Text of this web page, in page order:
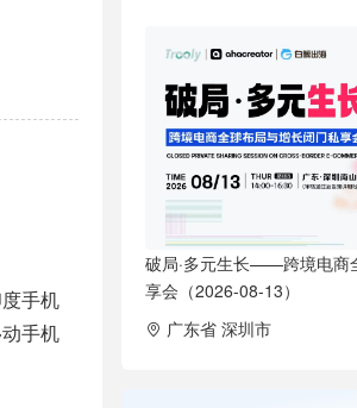
手机
手机
破局·多元生长——跨境电商
享会（2026-08-13）
广东省 深圳市